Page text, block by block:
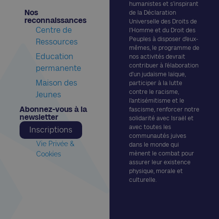
humanistes et s’inspirant
de la Déclaration
Universelle des Droits de
l’Homme et du Droit des
Peuples à disposer d’eux-
mêmes, le programme de
nos activités devrait
contribuer à l’élaboration
d’un judaïsme laïque,
participer à la lutte
contre le racisme,
l’antisémitisme et le
fascisme, renforcer notre
solidarité avec Israël et
avec toutes les
communautés juives
dans le monde qui
mènent le combat pour
assurer leur existence
physique, morale et
culturelle.
Nos
reconnaissances​
Centre de
Ressources
Education
permanente
Maison des
Jeunes
Abonnez-vous à la
newsletter​
Inscriptions
Vie Privée &
Cookies